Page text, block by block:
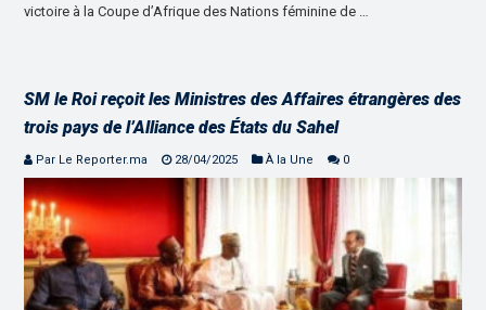
victoire à la Coupe d’Afrique des Nations féminine de …
SM le Roi reçoit les Ministres des Affaires étrangères des
trois pays de l’Alliance des États du Sahel
Par Le Reporter.ma 28/04/2025 À la Une 0